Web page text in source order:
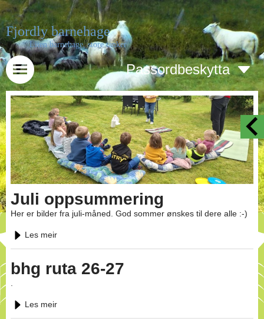
Fjordly barnehage
Liten barnehage, store tanker
Passordbeskytta
Juli oppsummering
Her er bilder fra juli-måned. God sommer ønskes til dere alle :-)
Les meir
bhg ruta 26-27
Les meir